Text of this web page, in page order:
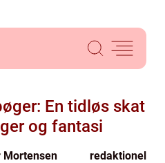
En tidløs skat
og fantasi
Mortensen redaktionel